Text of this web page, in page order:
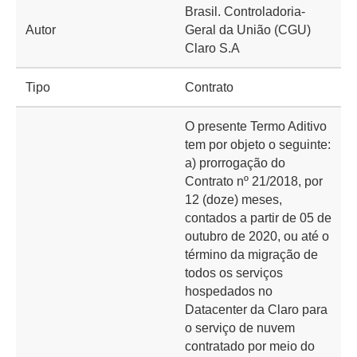
Autor
Brasil. Controladoria-
Geral da União (CGU)
Claro S.A
Tipo Contrato
O presente Termo Aditivo
tem por objeto o seguinte:
a) prorrogação do
Contrato nº 21/2018, por
12 (doze) meses,
contados a partir de 05 de
outubro de 2020, ou até o
término da migração de
todos os serviços
hospedados no
Datacenter da Claro para
o serviço de nuvem
contratado por meio do